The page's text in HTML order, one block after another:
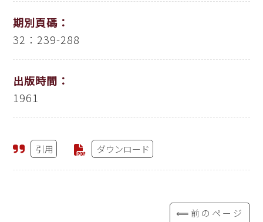
期別頁碼：
32：239-288
出版時間：
1961
引用 ダウンロード
⟸前のページ